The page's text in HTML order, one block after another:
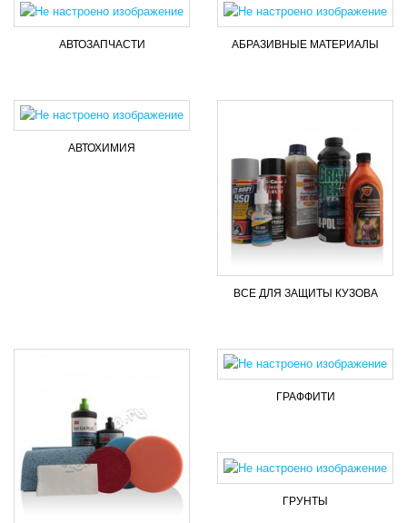
AВТОЗАПЧАСТИ АБРАЗИВНЫЕ МАТЕРИАЛЫ
АВТОХИМИЯ
ВСЕ ДЛЯ ЗАЩИТЫ КУЗОВА
ГРАФФИТИ
ГРУНТЫ